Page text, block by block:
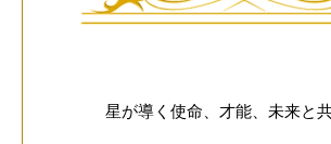
星が導く使命、才能、未来と